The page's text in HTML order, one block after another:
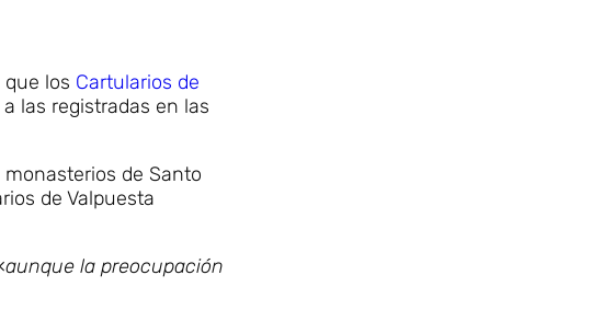
los Cartularios de
las registradas en las
de Santo
de Valpuesta
aunque la preocupación